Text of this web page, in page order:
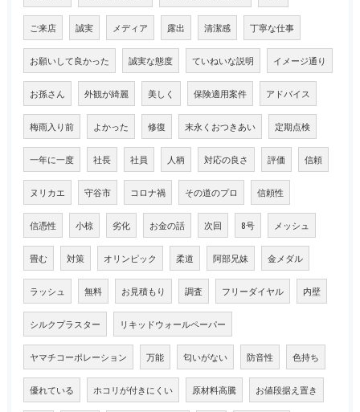
ご来店 誠実 メディア 露出 清潔感 丁寧な仕事
お願いして良かった 誠実な態度 ていねいな説明 イメージ通り
お孫さん 外観が綺麗 美しく 保険適用案件 アドバイス
梅雨入り前 よかった 修復 末永くおつきあい 定期点検
一年に一度 社長 社員 人柄 対応の良さ 評価 信頼
ヌリカエ 守谷市 コロナ禍 その道のプロ 信頼性
信憑性 小椋 劣化 お金の話 次回 8号 メッシュ
畳む 対策 オリンピック 柔道 阿部兄妹 金メダル
ラッシュ 無料 お見積もり 調査 フリーダイヤル 内壁
シルクプラスター リキッドウォールペーパー
ヤマチコーポレーション 万能 匂いがない 防音性 色持ち
優れている ホコリが付きにくい 原材料高騰 お値段据え置き